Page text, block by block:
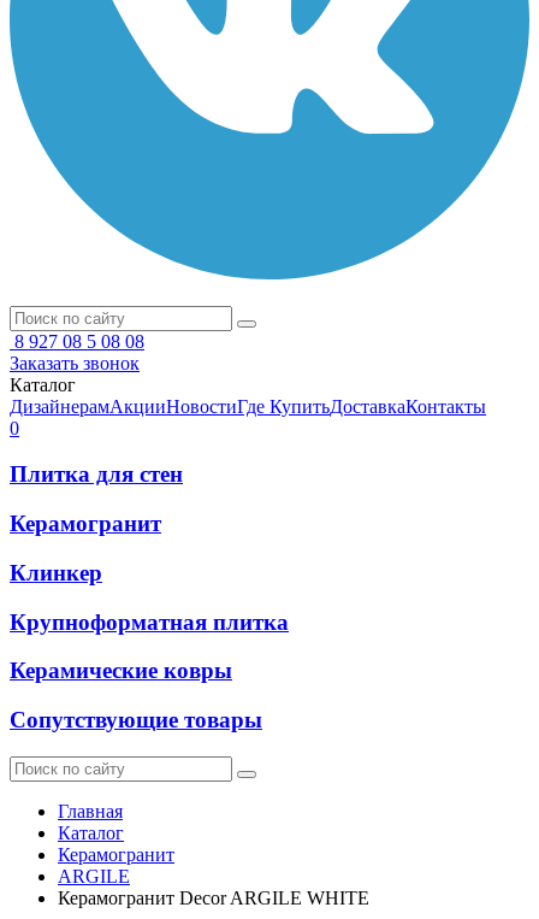
8 927 08 5 08 08
Заказать звонок
Каталог
ДизайнерамАкцииНовостиГде КупитьДоставкаКонтакты
0
Плитка для стен
Керамогранит
Клинкер
Крупноформатная плитка
Керамические ковры
Сопутствующие товары
Главная
Каталог
Керамогранит
ARGILE
Керамогранит Decor ARGILE WHITE